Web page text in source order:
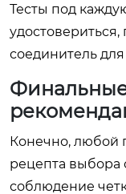
Тесты под
соединитель
Конечно, любой
рецепта выбора
соблюдение